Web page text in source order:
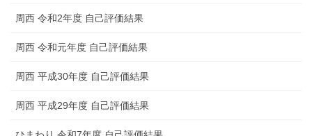
周西 令和2年度 自己評価結果
周西 令和元年度 自己評価結果
周西 平成30年度 自己評価結果
周西 平成29年度 自己評価結果